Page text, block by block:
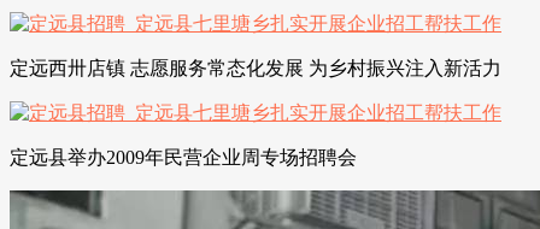
定远西卅店镇 志愿服务常态化发展 为乡村振兴注入新活力
定远县举办2009年民营企业周专场招聘会